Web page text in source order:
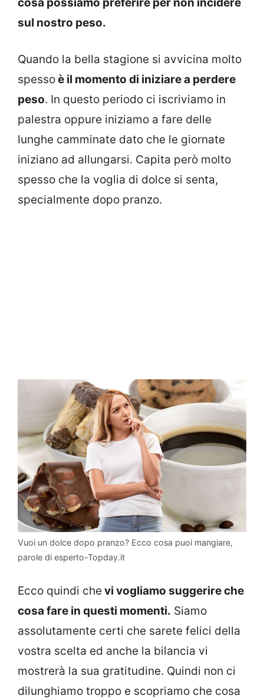
sul nostro peso.
Quando la bella stagione si avvicina molto
spessoè il momento di iniziare a perdere
peso. In questo periodo ci iscriviamo in
palestra oppure iniziamo a fare delle
lunghe camminate dato che le giornate
iniziano ad allungarsi. Capita però molto
spesso che la voglia di dolce si senta,
specialmente dopo pranzo.
Vuoi un dolce dopo pranzo? Ecco cosa puoi mangiare,
parole di esperto-Topday.it
Ecco quindi che vi vogliamo suggerire che
cosa fare in questi momenti. Siamo
assolutamente certi che sarete felici della
vostra scelta ed anche la bilancia vi
mostrerà la sua gratitudine. Quindi non ci
dilunghiamo troppo e scopriamo che cosa